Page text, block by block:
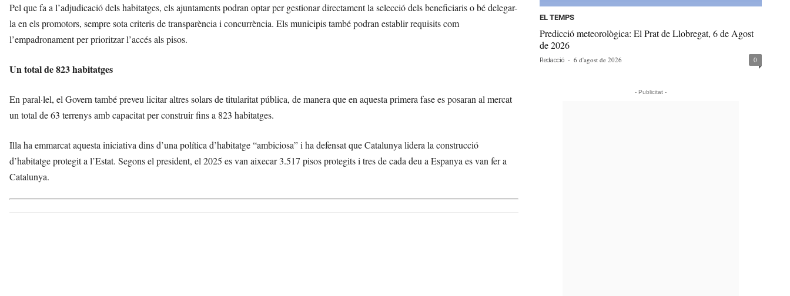
Pel que fa a l’adjudicació dels habitatges, els ajuntaments podran optar per gestionar directament la selecció dels beneficiaris o bé delegar-
la en els promotors, sempre sota criteris de transparència i concurrència. Els municipis també podran establir requisits com
l’empadronament per prioritzar l’accés als pisos.
Un total de 823 habitatges
En paral·lel, el Govern també preveu licitar altres solars de titularitat pública, de manera que en aquesta primera fase es posaran al mercat
un total de 63 terrenys amb capacitat per construir fins a 823 habitatges.
Illa ha emmarcat aquesta iniciativa dins d’una política d’habitatge “ambiciosa” i ha defensat que Catalunya lidera la construcció
d’habitatge protegit a l’Estat. Segons el president, el 2025 es van aixecar 3.517 pisos protegits i tres de cada deu a Espanya es van fer a
Catalunya.
EL TEMPS
Predicció meteorològica: El Prat de Llobregat, 6 de Agost
de 2026
Redacció - 6 d'agost de 2026 0
- Publicitat -